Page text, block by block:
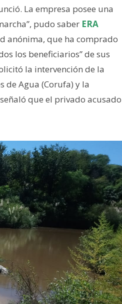
La empresa posee una
pudo saber ERA
anónima, que ha comprado
los beneficiarios” de sus
la intervención de la
de Agua (Corufa) y la
que el privado acusado